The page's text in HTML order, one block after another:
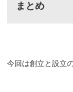
まとめ
今回は創立と設立